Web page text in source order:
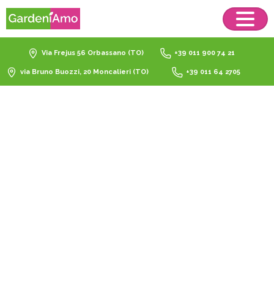
Via Frejus 56 Orbassano (TO) +39 011 900 74 21
via Bruno Buozzi, 20 Moncalieri (TO) +39 011 64 2705